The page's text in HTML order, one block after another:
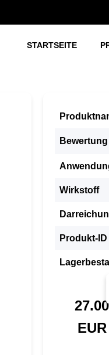
STARTSEITE
Bewertung
Wirkstoff
Produkt-ID
27.00
EUR